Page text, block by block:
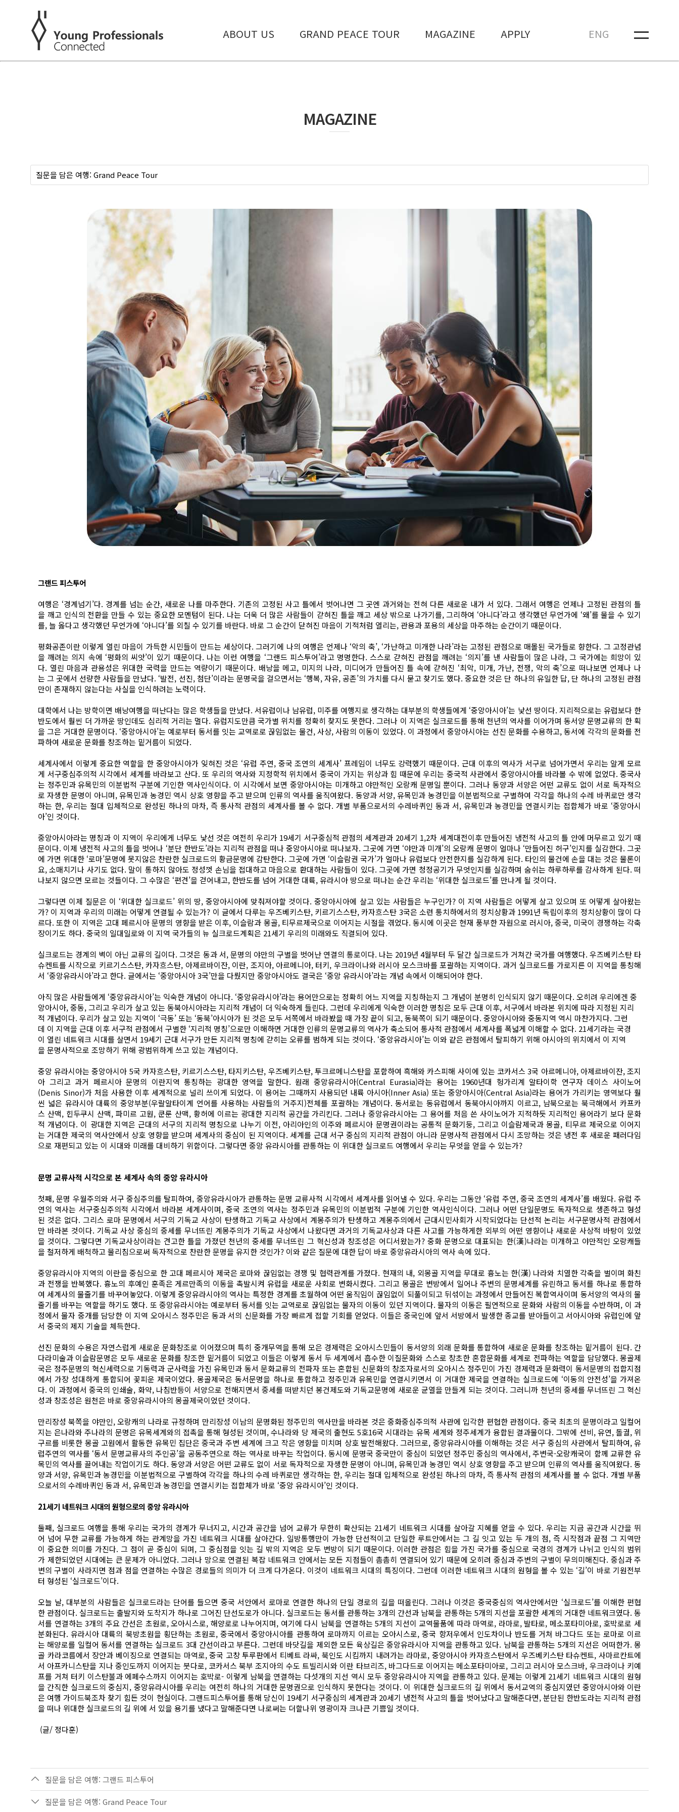
ABOUT US GRAND PEACE TOUR MAGAZINE APPLY ENG
MAGAZINE
질문을 담은 여행: Grand Peace Tour
그랜드 피스투어
여행은 ‘경계넘기’다. 경계를 넘는 순간, 새로운 나를 마주한다. 기존의 고정된 사고 틀에서 벗어나면 그 곳엔 과거와는 전혀 다른 새로운 내가 서 있다. 그래서 여행은 언제나 고정된 관점의 틀
을 깨고 인식의 전환을 만들 수 있는 중요한 모멘텀이 된다. 나는 더욱 더 많은 사람들이 갇혀진 틀을 깨고 세상 밖으로 나가기를, 그리하여 ‘아니다’라고 생각했던 무언가에 ‘왜’를 물을 수 있기
를, 늘 옳다고 생각했던 무언가에 ‘아니다’를 외칠 수 있기를 바란다. 바로 그 순간이 닫혀진 마음이 기적처럼 열리는, 관용과 포용의 세상을 마주하는 순간이기 때문이다.
평화공존이란 이렇게 열린 마음이 가득한 시민들이 만드는 세상이다. 그러기에 나의 여행은 언제나 ‘악의 축’, ‘가난하고 미개한 나라’라는 고정된 관점으로 매몰된 국가들로 향한다. 그 고정관념
을 깨려는 의지 속에 ‘평화의 씨앗’이 있기 때문이다. 나는 이런 여행을 ‘그랜드 피스투어’라고 명명한다. 스스로 갇혀진 관점을 깨려는 ‘의지’를 낸 사람들이 많은 나라, 그 국가에는 희망이 있
다. 열린 마음과 관용성은 위대한 국력을 만드는 역량이기 때문이다. 배낭을 메고, 미지의 나라, 미디어가 만들어진 틀 속에 갇혀진 ‘최악, 미개, 가난, 전쟁, 악의 축’으로 떠나보면 언제나 나
는 그 곳에서 선량한 사람들을 만났다. ‘발전, 선진, 첨단’이라는 문명국을 걸으면서는 ‘행복, 자유, 공존’의 가치를 다시 묻고 찾기도 했다. 중요한 것은 단 하나의 유일한 답, 단 하나의 고정된 관점
만이 존재하지 않는다는 사실을 인식하려는 노력이다.
대학에서 나는 방학이면 배낭여행을 떠난다는 많은 학생들을 만났다. 서유럽이나 남유럽, 미주를 여행지로 생각하는 대부분의 학생들에게 ‘중앙아시아’는 낯선 땅이다. 지리적으로는 유럽보다 한
반도에서 훨씬 더 가까운 땅인데도 심리적 거리는 멀다. 유럽지도만큼 국가별 위치를 정확히 찾지도 못한다. 그러나 이 지역은 실크로드를 통해 천년의 역사를 이어가며 동서양 문명교류의 한 획
을 그은 거대한 문명이다. ‘중앙아시아’는 예로부터 동서를 잇는 교역로로 끊임없는 물건, 사상, 사람의 이동이 있었다. 이 과정에서 중앙아시아는 선진 문화를 수용하고, 동서에 각각의 문화를 전
파하여 새로운 문화를 창조하는 밑거름이 되었다.
세계사에서 이렇게 중요한 역할을 한 중앙아시아가 잊혀진 것은 ‘유럽 주연, 중국 조연의 세계사’ 프레임이 너무도 강력했기 때문이다. 근대 이후의 역사가 서구로 넘어가면서 우리는 알게 모르
게 서구중심주의적 시각에서 세계를 바라보고 산다. 또 우리의 역사와 지정학적 위치에서 중국이 가지는 위상과 힘 때문에 우리는 중국적 사관에서 중앙아시아를 바라볼 수 밖에 없었다. 중국사
는 정주민과 유목민의 이분법적 구분에 기인한 역사인식이다. 이 시각에서 보면 중앙아시아는 미개하고 야만적인 오랑캐 문명일 뿐이다. 그러나 동양과 서양은 어떤 교류도 없이 서로 독자적으
로 자생한 문명이 아니며, 유목민과 농경민 역시 상호 영향을 주고 받으며 인류의 역사를 움직여왔다. 동양과 서양, 유목민과 농경민을 이분법적으로 구별하여 각각을 하나의 수레 바퀴로만 생각
하는 한, 우리는 절대 입체적으로 완성된 하나의 마차, 즉 통사적 관점의 세계사를 볼 수 없다. 개별 부품으로서의 수레바퀴인 동과 서, 유목민과 농경민을 연결시키는 접합체가 바로 ‘중앙아시
아’인 것이다.
중앙아시아라는 명칭과 이 지역이 우리에게 너무도 낯선 것은 여전히 우리가 19세기 서구중심적 관점의 세계관과 20세기 1,2차 세계대전이후 만들어진 냉전적 사고의 틀 안에 머무르고 있기 때
문이다. 이제 냉전적 사고의 틀을 벗어나 ‘분단 한반도’라는 지리적 관점을 떠나 중앙아시아로 떠나보자. 그곳에 가면 ‘야만과 미개’의 오랑캐 문명이 얼마나 ‘만들어진 허구’인지를 실감한다. 그곳
에 가면 위대한 ‘로마’문명에 못지않은 찬란한 실크로드의 황금문명에 감탄한다. 그곳에 가면 ‘이슬람권 국가’가 얼마나 유럽보다 안전한지를 실감하게 된다. 타인의 물건에 손을 대는 것은 물론이
요, 소매치기나 사기도 없다. 말이 통하지 않아도 정성껏 손님을 접대하고 마음으로 환대하는 사람들이 있다. 그곳에 가면 청정공기가 무엇인지를 실감하며 숨쉬는 하루하루를 감사하게 된다. 떠
나보지 않으면 모르는 것들이다. 그 수많은 ‘편견’을 걷어내고, 한반도를 넘어 거대한 대륙, 유라시아 땅으로 떠나는 순간 우리는 ‘위대한 실크로드’를 만나게 될 것이다.
그렇다면 이제 질문은 이 ‘위대한 실크로드’ 위의 땅, 중앙아시아에 맞춰져야할 것이다. 중앙아시아에 살고 있는 사람들은 누구인가? 이 지역 사람들은 어떻게 살고 있으며 또 어떻게 살아왔는
가? 이 지역과 우리의 미래는 어떻게 연결될 수 있는가? 이 글에서 다루는 우즈베키스탄, 키르기스스탄, 카자흐스탄 3국은 소련 통치하에서의 정치상황과 1991년 독립이후의 정치상황이 많이 다
르다. 또한 이 지역은 고대 페르시아 문명의 영향을 받은 이후, 이슬람과 몽골, 티무르제국으로 이어지는 시절을 겪었다. 동시에 이곳은 현재 풍부한 자원으로 러시아, 중국, 미국이 경쟁하는 각축
장이기도 하다. 중국의 일대일로와 이 지역 국가들의 뉴 실크로드계획은 21세기 우리의 미래와도 직결되어 있다.
실크로드는 경계의 벽이 아닌 교류의 길이다. 그것은 동과 서, 문명의 야만의 구별을 벗어난 연결의 통로이다. 나는 2019년 4월부터 두 달간 실크로드가 거쳐간 국가를 여행했다. 우즈베키스탄 타
슈켄트를 시작으로 키르기스스탄, 카자흐스탄, 아제르바이잔, 이란, 조지아, 아르메니아, 터키, 우크라이나와 러시아 모스크바를 포괄하는 지역이다. 과거 실크로드를 가로지른 이 지역을 통칭해
서 ‘중앙유라시아’라고 한다. 글에서는 ‘중앙아시아 3국’만을 다뤘지만 중앙아시아도 결국은 ‘중앙 유라시아’라는 개념 속에서 이해되어야 한다.
아직 많은 사람들에게 ‘중앙유라시아’는 익숙한 개념이 아니다. ‘중앙유라시아’라는 용어만으로는 정확히 어느 지역을 지칭하는지 그 개념이 분명히 인식되지 않기 때문이다. 오히려 우리에겐 중
앙아시아, 중동, 그리고 우리가 살고 있는 동북아시아라는 지리적 개념이 더 익숙하게 들린다. 그런데 우리에게 익숙한 이러한 명칭은 모두 근대 이후, 서구에서 바라본 위치에 따라 지정된 지리
적 개념이다. 우리가 살고 있는 지역이 ‘극동’ 또는 ‘동북’아시아가 된 것은 모두 서쪽에서 바라봤을 때 가장 끝이 되고, 동북쪽이 되기 때문이다. 중앙아시아와 중동지역 역시 마찬가지다. 그런
데 이 지역을 근대 이후 서구적 관점에서 구별한 ‘지리적 명칭’으로만 이해하면 거대한 인류의 문명교류의 역사가 축소되어 통사적 관점에서 세계사를 폭넓게 이해할 수 없다. 21세기라는 국경
이 열린 네트워크 시대를 살면서 19세기 근대 서구가 만든 지리적 명칭에 갇히는 오류를 범하게 되는 것이다. ‘중앙유라시아’는 이와 같은 관점에서 탈피하기 위해 아시아의 위치에서 이 지역
을 문명사적으로 조망하기 위해 광범위하게 쓰고 있는 개념이다.
중앙 유라시아는 중앙아시아 5국 카자흐스탄, 키르기스스탄, 타지키스탄, 우즈베키스탄, 투크르메니스탄을 포함하여 흑해와 카스피해 사이에 있는 코카서스 3국 아르메니아, 아제르바이잔, 조지
아 그리고 과거 페르시아 문명의 이란지역 통칭하는 광대한 영역을 말한다. 원래 중앙유라시아(Central Eurasia)라는 용어는 1960년대 헝가리계 알타이학 연구자 데이스 사이노어
(Denis Sinor)가 처음 사용한 이후 세계적으로 널리 쓰이게 되었다. 이 용어는 그때까지 사용되던 내륙 아시아(Inner Asia) 또는 중앙아시아(Central Asia)라는 용어가 가리키는 영역보다 훨
씬 넓은 유라시아 대륙의 중앙부분(우랄알타이계 언어를 사용하는 사람들의 거주지)전체를 포괄하는 개념이다. 동서로는 동유럽에서 동북아시아까지 이르고, 남북으로는 북극해에서 카프카
스 산맥, 힌두쿠시 산맥, 파미르 고원, 쿤룬 산맥, 황허에 이르는 광대한 지리적 공간을 가리킨다. 그러나 중앙유라시아는 그 용어를 처음 쓴 사이노어가 지적하듯 지리적인 용어라기 보다 문화
적 개념이다. 이 광대한 지역은 근대의 서구의 지리적 명칭으로 나누기 이전, 아리아인의 이주와 페르시아 문명권이라는 공통적 문화기둥, 그리고 이슬람제국과 몽골, 티무르 제국으로 이어지
는 거대한 제국의 역사안에서 상호 영향을 받으며 세계사의 중심이 된 지역이다. 세계를 근대 서구 중심의 지리적 관점이 아니라 문명사적 관점에서 다시 조망하는 것은 냉전 후 새로운 패러다임
으로 재편되고 있는 이 시대와 미래를 대비하기 위함이다. 그렇다면 중앙 유라시아를 관통하는 이 위대한 실크로드 여행에서 우리는 무엇을 얻을 수 있는가?
문명 교류사적 시각으로 본 세계사 속의 중앙 유라시아
첫째, 문명 우월주의와 서구 중심주의를 탈피하여, 중앙유라시아가 관통하는 문명 교류사적 시각에서 세계사를 읽어낼 수 있다. 우리는 그동안 ‘유럽 주연, 중국 조연의 세계사’를 배웠다. 유럽 주
연의 역사는 서구중심주의적 시각에서 바라본 세계사이며, 중국 조연의 역사는 정주민과 유목민의 이분법적 구분에 기인한 역사인식이다. 그러나 어떤 단일문명도 독자적으로 생존하고 형성
된 것은 없다. 그리스 로마 문명에서 서구의 기독교 사상이 탄생하고 기독교 사상에서 계몽주의가 탄생하고 계몽주의에서 근대시민사회가 시작되었다는 단선적 논리는 서구문명사적 관점에서
만 바라본 것이다. 기독교 사상 중심의 중세를 무너뜨린 계몽주의가 기독교 사상에서 나왔다면 과거의 기독교사상과 다른 사고를 가능하게한 외부의 어떤 영향이나 새로운 사상적 바탕이 있었
을 것이다. 그렇다면 기독교사상이라는 견고한 틀을 가졌던 천년의 중세를 무너뜨린 그 혁신성과 창조성은 어디서왔는가? 중화 문명으로 대표되는 한(漢)나라는 미개하고 야만적인 오랑캐들
을 철저하게 배척하고 물리침으로써 독자적으로 찬란한 문명을 유지한 것인가? 이와 같은 질문에 대한 답이 바로 중앙유라시아의 역사 속에 있다.
중앙유라시아 지역의 이란을 중심으로 한 고대 페르시아 제국은 로마와 끊임없는 경쟁 및 협력관계를 가졌다. 현재의 내, 외몽골 지역을 무대로 흉노는 한(漢) 나라와 치열한 각축을 벌이며 화친
과 전쟁을 반복했다. 흉노의 후예인 훈족은 게르만족의 이동을 촉발시켜 유럽을 새로운 사회로 변화시켰다. 그리고 몽골은 변방에서 일어나 주변의 문명세계를 유린하고 동서를 하나로 통합하
여 세계사의 물줄기를 바꾸어놓았다. 이렇게 중앙유라시아의 역사는 특정한 경계를 초월하여 어떤 움직임이 끊임없이 되풀이되고 뒤섞이는 과정에서 만들어진 복합역사이며 동서양의 역사의 물
줄기를 바꾸는 역할을 하기도 했다. 또 중앙유라시아는 예로부터 동서를 잇는 교역로로 끊임없는 물자의 이동이 있던 지역이다. 물자의 이동은 필연적으로 문화와 사람의 이동을 수반하며, 이 과
정에서 물자 중개를 담당한 이 지역 오아시스 정주민은 동과 서의 신문화를 가장 빠르게 접할 기회를 얻었다. 이들은 중국인에 앞서 서방에서 발생한 종교를 받아들이고 서아시아와 유럽인에 앞
서 중국의 제지 기술을 체득한다.
선진 문화의 수용은 자연스럽게 새로운 문화창조로 이어졌으며 특히 중개무역을 통해 모은 경제력은 오아시스민들이 동서양의 외래 문화를 통합하여 새로운 문화를 창조하는 밑거름이 된다. 간
다라미술과 이슬람문명은 모두 새로운 문화를 창조한 밑거름이 되었고 이들은 이렇게 동서 두 세계에서 흡수한 이질문화와 스스로 창초한 혼합문화를 세계로 전파하는 역할을 담당했다. 몽골제
국은 정주문명의 혁신세력으로 기동력과 군사력을 가진 유목민과 동서 문화교류의 전파자 또는 혼합된 신문화의 창조자로서의 오아시스 정주민이 가진 경제력과 문화력이 동서문명의 접합지점
에서 가장 성대하게 통합되어 꽃피운 제국이었다. 몽골제국은 동서문명을 하나로 통합하고 정주민과 유목민을 연결시키면서 이 거대한 제국을 연결하는 실크로드에 ‘이동의 안전성’을 가져온
다. 이 과정에서 중국의 인쇄술, 화약, 나침반등이 서양으로 전해지면서 중세를 떠받치던 봉건제도와 기독교문명에 새로운 균열을 만들게 되는 것이다. 그러니까 천년의 중세를 무너뜨린 그 혁신
성과 창조성은 원천은 바로 중앙유라시아의 몽골제국이었던 것이다.
만리장성 북쪽을 야만인, 오랑캐의 나라로 규정하며 만리장성 이남의 문명화된 정주민의 역사만을 바라본 것은 중화중심주의적 사관에 입각한 편협한 관점이다. 중국 최초의 문명이라고 일컬어
지는 은나라와 주나라의 문명은 유목세계와의 접촉을 통해 형성된 것이며, 수나라와 당 제국의 출현도 5호16국 시대라는 유목 세계와 정주세계가 융합된 결과물이다. 그밖에 선비, 유연, 돌궐, 위
구르를 비롯한 몽골 고원에서 활동한 유목민 집단은 중국과 주변 세계에 크고 작은 영향을 미치며 상호 발전해왔다. 그러므로, 중앙유라시아를 이해하는 것은 서구 중심의 사관에서 탈피하여, 유
럽주연의 역사를 ‘동서 문명교류사의 주인공’을 공동주연으로 하는 역사로 바꾸는 작업이다. 동시에 문명국 중국만이 중심이 되었던 정주민 중심의 역사에서, 주변국-오랑캐국이 함께 교류한 유
목민의 역사를 끌어내는 작업이기도 하다. 동양과 서양은 어떤 교류도 없이 서로 독자적으로 자생한 문명이 아니며, 유목민과 농경민 역시 상호 영향을 주고 받으며 인류의 역사를 움직여왔다. 동
양과 서양, 유목민과 농경민을 이분법적으로 구별하여 각각을 하나의 수레 바퀴로만 생각하는 한, 우리는 절대 입체적으로 완성된 하나의 마차, 즉 통사적 관점의 세계사를 볼 수 없다. 개별 부품
으로서의 수레바퀴인 동과 서, 유목민과 농경민을 연결시키는 접합체가 바로 ‘중앙 유라시아’인 것이다.
21세기 네트워크 시대의 원형으로의 중앙 유라시아
둘째, 실크로드 여행을 통해 우리는 국가의 경계가 무너지고, 시간과 공간을 넘어 교류가 무한히 확산되는 21세기 네트워크 시대를 살아갈 지혜를 얻을 수 있다. 우리는 지금 공간과 시간을 뛰
어 넘어 무한 교류를 가능하게 하는 관계망을 가진 네트워크 시대를 살아간다. 일방통행만이 가능한 단선적이고 단일한 루트안에서는 그 길 잇고 있는 두 개의 점, 즉 시작점과 끝점 그 지역만
이 중요한 의미를 가진다. 그 점이 곧 중심이 되며, 그 중심점을 잇는 길 밖의 지역은 모두 변방이 되기 때문이다. 이러한 관점은 힘을 가진 국가를 중심으로 국경의 경계가 나뉘고 인식의 범위
가 제한되었던 시대에는 큰 문제가 아니었다. 그러나 망으로 연결된 복잡 네트워크 안에서는 모든 지점들이 촘촘히 연결되어 있기 때문에 오히려 중심과 주변의 구별이 무의미해진다. 중심과 주
변의 구별이 사라지면 점과 점을 연결하는 수많은 경로들의 의미가 더 크게 다가온다. 이것이 네트워크 시대의 특징이다. 그런데 이러한 네트워크 시대의 원형을 볼 수 있는 ‘길’이 바로 기원전부
터 형성된 ‘실크로드’이다.
오늘 날, 대부분의 사람들은 실크로드라는 단어를 들으면 중국 서안에서 로마로 연결한 하나의 단일 경로의 길을 떠올린다. 그러나 이것은 중국중심의 역사안에서만 ‘실크로드’를 이해한 편협
한 관점이다. 실크로드는 출발지와 도착지가 하나로 그어진 단선도로가 아니다. 실크로드는 동서를 관통하는 3개의 간선과 남북을 관통하는 5개의 지선을 포괄한 세계의 거대한 네트워크였다. 동
서를 연결하는 3개의 주요 간선은 초원로, 오아시스로, 해양로로 나누어지며, 여기에 다시 남북을 연결하는 5개의 지선이 교역물품에 따라 마역로, 라마로, 발타로, 메소포타미아로, 호박로로 세
분화된다. 유라시아 대륙의 북방초원을 횡단하는 초원로, 중국에서 중앙아시아를 관통하여 로마까지 이르는 오아시스로, 중국 항저우에서 인도차이나 반도를 거쳐 바그다드 또는 로마로 이르
는 해양로를 일컬어 동서를 연결하는 실크로드 3대 간선이라고 부른다. 그런데 바닷길을 제외한 모든 육상길은 중앙유라시아 지역을 관통하고 있다. 남북을 관통하는 5개의 지선은 어떠한가. 몽
골 카라코름에서 장안과 베이징으로 연결되는 마역로, 중국 고창 투루판에서 티베트 라싸, 북인도 시킴까지 내려가는 라마로, 중앙아시아 카자흐스탄에서 우즈베키스탄 타슈켄트, 사마르칸트에
서 아프카니스탄을 지나 중인도까지 이어지는 붓다로, 코카서스 북부 조지아의 수도 트빌리시와 이란 타브리즈, 바그다드로 이어지는 메소포타미아로, 그리고 러시아 모스크바, 우크라이나 키예
프를 거쳐 터키 이스탄불과 에페수스까지 이어지는 호박로- 이렇게 남북을 연결하는 다섯개의 지선 역시 모두 중앙유라시아 지역을 관통하고 있다. 문제는 이렇게 21세기 네트워크 시대의 원형
을 간직한 실크로드의 중심지, 중앙유라시아를 우리는 여전히 하나의 거대한 문명권으로 인식하지 못한다는 것이다. 이 위대한 실크로드의 길 위에서 동서교역의 중심지였던 중앙아시아와 이란
은 여행 가이드북조차 찾기 힘든 것이 현실이다. 그랜드피스투어를 통해 당신이 19세기 서구중심의 세계관과 20세기 냉전적 사고의 틀을 벗어났다고 말해준다면, 분단된 한반도라는 지리적 관점
을 떠나 위대한 실크로드의 길 위에 서 있을 용기를 냈다고 말해준다면 나로써는 더할나위 영광이자 크나큰 기쁨일 것이다.
(글/ 정다훈)
질문을 담은 여행: 그랜드 피스투어
질문을 담은 여행: Grand Peace Tour